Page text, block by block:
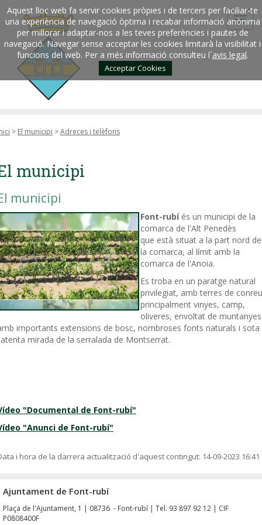
Aquest lloc web fa servir cookies pròpies i de tercers per faciliar-te
una experiència de navegació òptima i recabar informació anònima
per millorar i adaptar-nos a les teves preferències i pautes de
navegació. Navegar sense acceptar les cookies limitarà la visibilitat i
funcions del web. Per a més informació consulteu l´avis legal.
Acceptar Cookies
> El municipi >Adreces i telèfons
municipi
municipi
Font-rubíés un municipi de la
comarca de l'Alt Penedès
que està situat a la part nord de
la comarca, al límit amb la
comarca de l'Anoia.
Es troba en un paratge natural
privilegiat, amb terres de
principalment vinyes, camp,
oliveres, envoltat de muntanyes
importants extensions de bosc, nombroses fonts naturals i sota
mirada de la serralada de Montserrat.
"Documental de Font-rubí"
"Anunci de Font-rubí"
i hora de la darrera actualització d'aquest contingut: 14-09-2023 16:41
Ajuntament de Font-rubí
Plaça de l'Ajuntament, 1 | 08736 - Font-rubí | Tel. 93 897 92 12 | CIF
P0808400F